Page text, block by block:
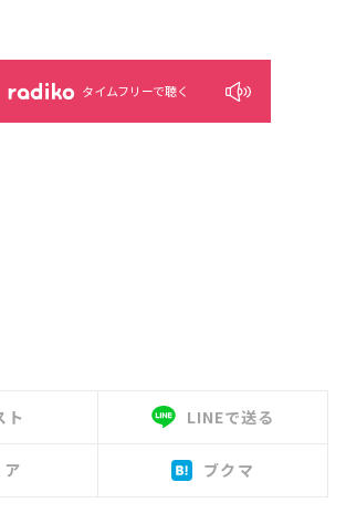
タイムフリーで聴く
ト LINEで送る
ブクマ